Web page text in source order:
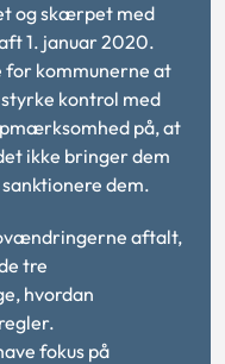
og skærpet med
1. januar 2020.
for kommunerne at
kontrol med
på, at
ikke bringer dem
dem.
aftalt,
tre
hvordan
fokus på